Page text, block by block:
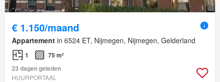
€ 1.150/maand
Appartement in 6524 ET, Nijmegen, Nijmegen, Gelderland
1
75 m²
23 dagen geleden
HUURPORTAAL